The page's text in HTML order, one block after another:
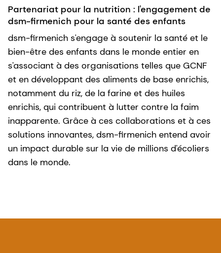
Partenariat pour la nutrition : l'engagement de
dsm-firmenich pour la santé des enfants
dsm-firmenich s'engage à soutenir la santé et le
bien-être des enfants dans le monde entier en
s'associant à des organisations telles que GCNF
et en développant des aliments de base enrichis,
notamment du riz, de la farine et des huiles
enrichis, qui contribuent à lutter contre la faim
inapparente. Grâce à ces collaborations et à ces
solutions innovantes, dsm-firmenich entend avoir
un impact durable sur la vie de millions d'écoliers
dans le monde.